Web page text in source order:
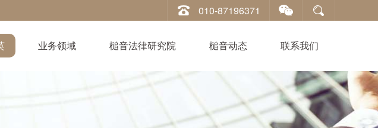
010-87196371
业务领域 槌音法律研究院 槌音动态 联系我们